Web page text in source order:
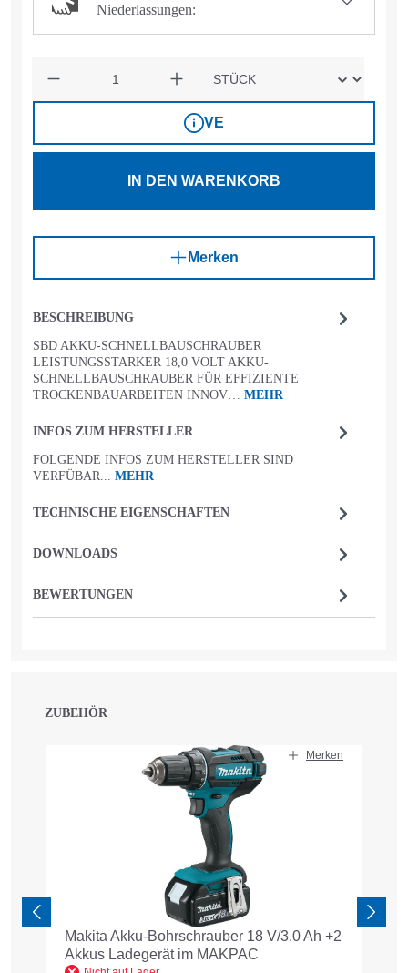
BESCHREIBUNG
SBD AKKU-SCHNELLBAUSCHRAUBER
LEISTUNGSSTARKER 18,0 VOLT AKKU-
SCHNELLBAUSCHRAUBER FÜR EFFIZIENTE
TROCKENBAUARBEITEN INNOV… MEHR
INFOS ZUM HERSTELLER
FOLGENDE INFOS ZUM HERSTELLER SIND
VERFÜBAR... MEHR
TECHNISCHE EIGENSCHAFTEN
DOWNLOADS
BEWERTUNGEN
Niederlassungen:
VE
IN DEN WARENKORB
Merken
Produktgalerie überspringen
ZUBEHÖR
Merken
Makita Akku-Bohrschrauber 18 V/3.0 Ah +2
Akkus Ladegerät im MAKPAC